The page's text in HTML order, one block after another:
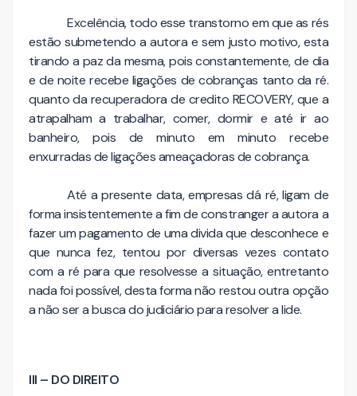
Excelência, todo esse transtorno em que as rés
estão submetendo a autora e sem justo motivo, esta
tirando a paz da mesma, pois constantemente, de dia
e de noite recebe ligações de cobranças tanto da ré.
quanto da recuperadora de credito RECOVERY, que a
atrapalham a trabalhar, comer, dormir e até ir ao
banheiro, pois de minuto em minuto recebe
enxurradas de ligações ameaçadoras de cobrança.
Até a presente data, empresas dá ré, ligam de
forma insistentemente a fim de constranger a autora a
fazer um pagamento de uma divida que desconhece e
que nunca fez, tentou por diversas vezes contato
com a ré para que resolvesse a situação, entretanto
nada foi possível, desta forma não restou outra opção
a não ser a busca do judiciário para resolver a lide.
III – DO DIREITO